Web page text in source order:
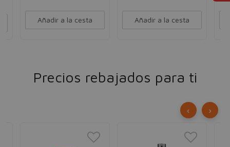
Añadir a la cesta Añadir a la cesta
Precios rebajados para ti
‹ ›